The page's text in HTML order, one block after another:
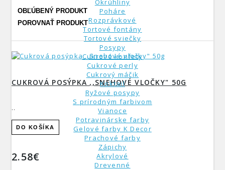
Okrúhliny
Poháre
Rozprávkové
Tortové fontány
Tortové sviečky
Posypy
Cukrové konfety
Cukrové perly
Cukrový máčik
Koktail
Ryžové posypy
S prírodným farbivom
Vianoce
Potravinárske farby
Gelové farby K Decor
Prachové farby
Zápichy
Akrylové
Drevenné
OBĽÚBENÝ PRODUKT
POROVNAŤ PRODUKT
CUKROVÁ POSÝPKA ,,SNEHOVÉ VLOČKY" 50G
..
DO KOŠÍKA
2.58€